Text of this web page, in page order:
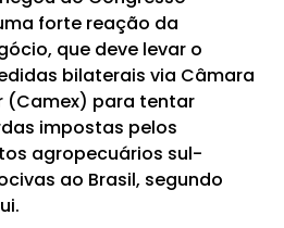
forte reação da
que deve levar o
bilaterais via Câmara
(Camex) para tentar
impostas pelos
agropecuários sul-
ao Brasil, segundo